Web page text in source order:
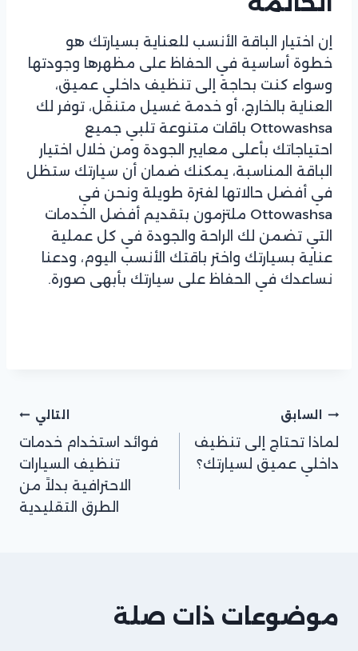
إن اختيار الباقة الأنسب للعناية بسيارتك هو
خطوة أساسية في الحفاظ على مظهرها وجودتها
وسواء كنت بحاجة إلى تنظيف داخلي عميق،
العناية بالخارج، أو خدمة غسيل متنقل، توفر لك
Ottowashsa باقات متنوعة تلبي جميع
احتياجاتك بأعلى معايير الجودة ومن خلال اختيار
الباقة المناسبة، يمكنك ضمان أن سيارتك ستظل
في أفضل حالاتها لفترة طويلة ونحن في
Ottowashsa ملتزمون بتقديم أفضل الخدمات
التي تضمن لك الراحة والجودة في كل عملية
عناية بسيارتك واختر باقتك الأنسب اليوم، ودعنا
نساعدك في الحفاظ على سيارتك بأبهى صورة.
السابق
لماذا تحتاج إلى تنظيف
داخلي عميق لسيارتك؟
التالي
فوائد استخدام خدمات
تنظيف السيارات
الاحترافية بدلاً من
الطرق التقليدية
موضوعات ذات صلة